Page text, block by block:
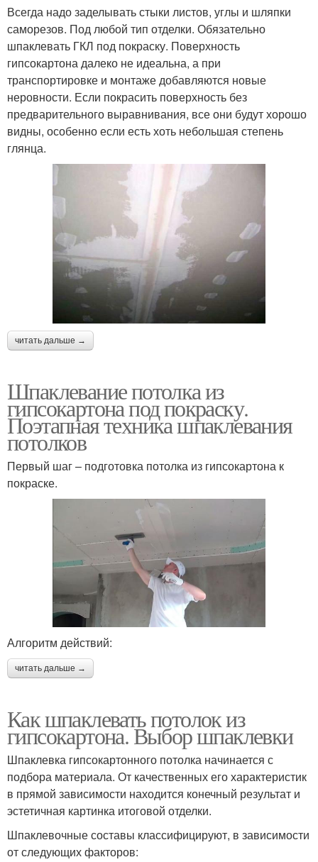
Всегда надо заделывать стыки листов, углы и шляпки
саморезов. Под любой тип отделки. Обязательно
шпаклевать ГКЛ под покраску. Поверхность
гипсокартона далеко не идеальна, а при
транспортировке и монтаже добавляются новые
неровности. Если покрасить поверхность без
предварительного выравнивания, все они будут хорошо
видны, особенно если есть хоть небольшая степень
глянца.
читать дальше →
Шпаклевание потолка из
гипсокартона под покраску.
Поэтапная техника шпаклевания
потолков
Первый шаг – подготовка потолка из гипсокартона к
покраске.
Алгоритм действий:
читать дальше →
Как шпаклевать потолок из
гипсокартона. Выбор шпаклевки
Шпаклевка гипсокартонного потолка начинается с
подбора материала. От качественных его характеристик
в прямой зависимости находится конечный результат и
эстетичная картинка итоговой отделки.
Шпаклевочные составы классифицируют, в зависимости
от следующих факторов: